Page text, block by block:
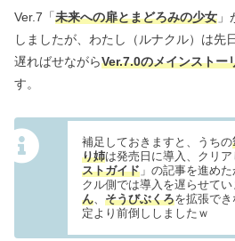
Ver.7「未来への扉とまどろみの少女
しましたが、わたし（ルナクル）は先
遅ればせながらVer.7.0のメインストー
す。
補足しておきますと、うちの
り姉は発売日に導入、クリア
ストガイド 」の記事を進め
クル側では導入を遅らせてい
ん、 そうびぶくろを拡張で
定より前倒ししましたｗ